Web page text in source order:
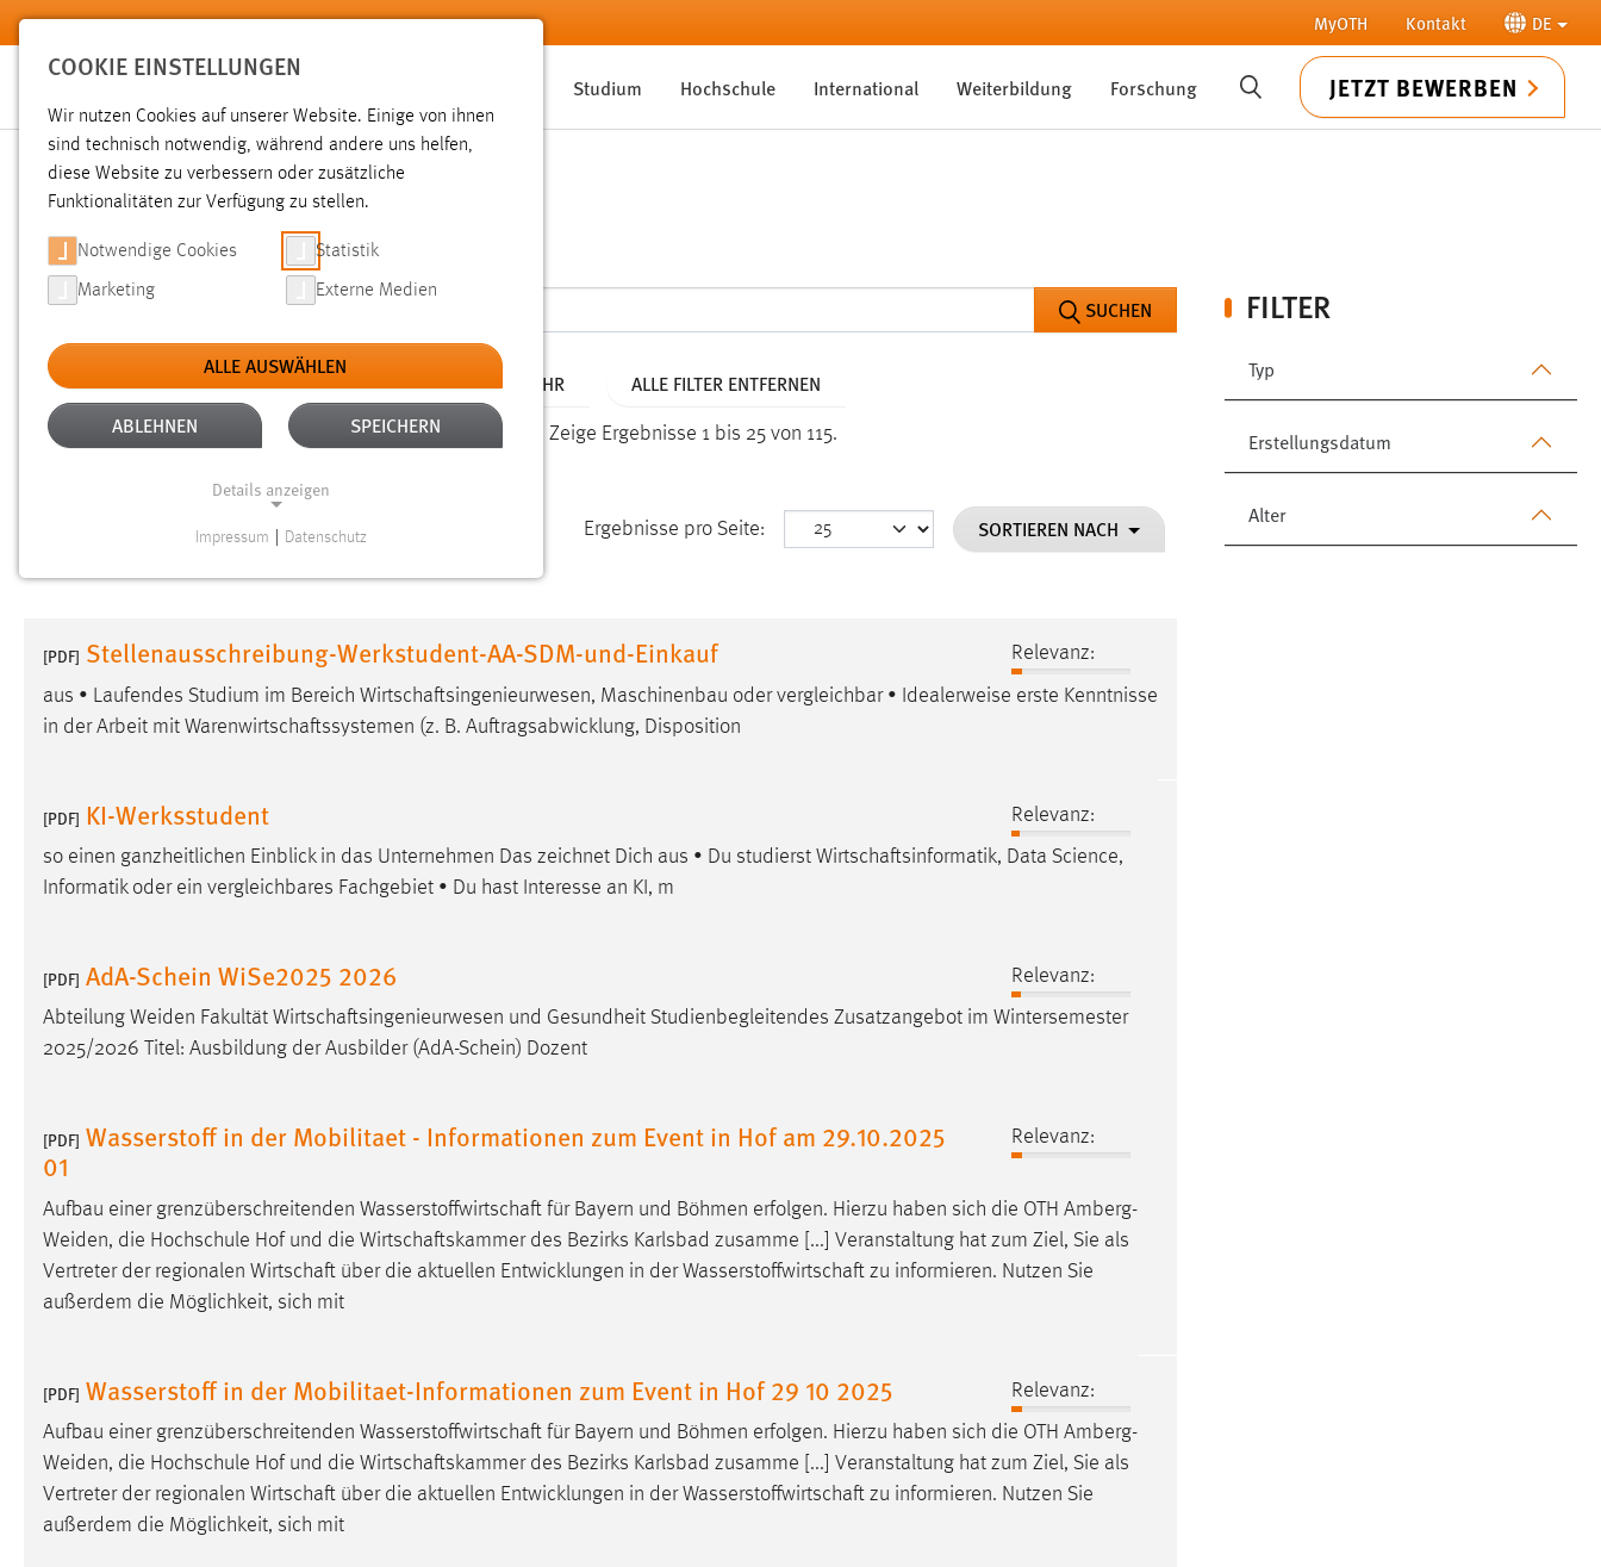
Zum Hauptinhalt springen MyOTH Kontakt DE
Studium Hochschule International Weiterbildung Forschung SUCHE JETZT BEWERBEN
SUCHE
FILTER
Typ
Erstellungsdatum
Alter
SUCHEN
Aktive Filter: TYP: DATEIEN ALTER: 6 MONATE BIS 1 JAHR ALLE FILTER ENTFERNEN
Gesucht nach "schäfer". Es wurden 115 Ergebnisse gefunden. Zeige Ergebnisse 1 bis 25 von 115.
Ergebnisse pro Seite: SORTIEREN NACH
[PDF] Stellenausschreibung-Werkstudent-AA-SDM-und-Einkauf
Relevanz:
aus • Laufendes Studium im Bereich Wirtschaftsingenieurwesen, Maschinenbau oder vergleichbar • Idealerweise erste Kenntnisse
in der Arbeit mit Warenwirtschaftssystemen (z. B. Auftragsabwicklung, Disposition
[PDF] KI-Werksstudent
Relevanz:
so einen ganzheitlichen Einblick in das Unternehmen Das zeichnet Dich aus • Du studierst Wirtschaftsinformatik, Data Science,
Informatik oder ein vergleichbares Fachgebiet • Du hast Interesse an KI, m
[PDF] AdA-Schein WiSe2025 2026
Relevanz:
Abteilung Weiden Fakultät Wirtschaftsingenieurwesen und Gesundheit Studienbegleitendes Zusatzangebot im Wintersemester
2025/2026 Titel: Ausbildung der Ausbilder (AdA-Schein) Dozent
[PDF] Wasserstoff in der Mobilitaet - Informationen zum Event in Hof am 29.10.2025
01
Relevanz:
Aufbau einer grenzüberschreitenden Wasserstoffwirtschaft für Bayern und Böhmen erfolgen. Hierzu haben sich die OTH Amberg-
Weiden, die Hochschule Hof und die Wirtschaftskammerdes Bezirks Karlsbad zusamme [...] Veranstaltung hat zum Ziel, Sie als
Vertreter der regionalen Wirtschaft über die aktuellen Entwicklungen in derWasserstoffwirtschaft zu informieren. Nutzen Sie
außerdem die Möglichkeit, sich mit
[PDF] Wasserstoff in der Mobilitaet-Informationen zum Event in Hof 29 10 2025
Relevanz:
Aufbau einer grenzüberschreitenden Wasserstoffwirtschaft für Bayern und Böhmen erfolgen. Hierzu haben sich die OTH Amberg-
Weiden, die Hochschule Hof und die Wirtschaftskammerdes Bezirks Karlsbad zusamme [...] Veranstaltung hat zum Ziel, Sie als
Vertreter der regionalen Wirtschaft über die aktuellen Entwicklungen in derWasserstoffwirtschaft zu informieren. Nutzen Sie
außerdem die Möglichkeit, sich mit
COOKIE EINSTELLUNGEN
Wir nutzen Cookies auf unserer Website. Einige von ihnen
sind technisch notwendig, während andere uns helfen,
diese Website zu verbessern oder zusätzliche
Funktionalitäten zur Verfügung zu stellen.
Notwendige Cookies Statistik
Marketing Externe Medien
ALLE AUSWÄHLEN
ABLEHNEN SPEICHERN
Details anzeigen
Website erforderlich.
Einverständnis
Zweck:
Dieser Cookie speichert die
ausgewählten Einverständnis-Optionen
des Benutzers
Cookie Laufzeit: 1 Jahr
Performance
Name: staticfilecache
Zweck:
Für performante Seitenauslieferung wird
Name: site-language-preference
Zweck:
Das Cookie speichert die gewählte
Sprache der Website.
Chat
Name:
MibewSessionID, MIBEW_UserID,
mibew_locale, mibew-chat-frame-style-
5e9dbeb1811c0446
Impressum Datenschutz